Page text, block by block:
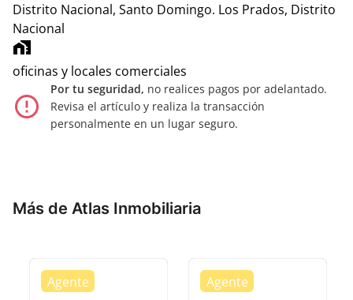
Distrito Nacional, Santo Domingo. Los Prados, Distrito
Nacional
home_work
oficinas y locales comerciales
error_outline
Por tu seguridad, no realices pagos por adelantado.
Revisa el artículo y realiza la transacción
personalmente en un lugar seguro.
Más de Atlas Inmobiliaria